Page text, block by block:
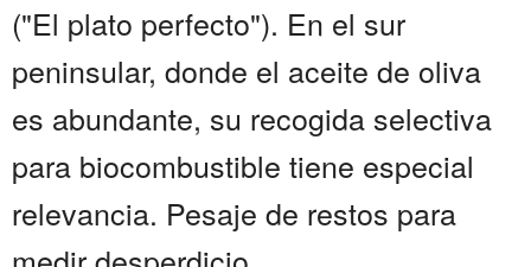
("El plato perfecto"). En el sur
peninsular, donde el aceite de oliva
es abundante, su recogida selectiva
para biocombustible tiene especial
relevancia. Pesaje de restos para